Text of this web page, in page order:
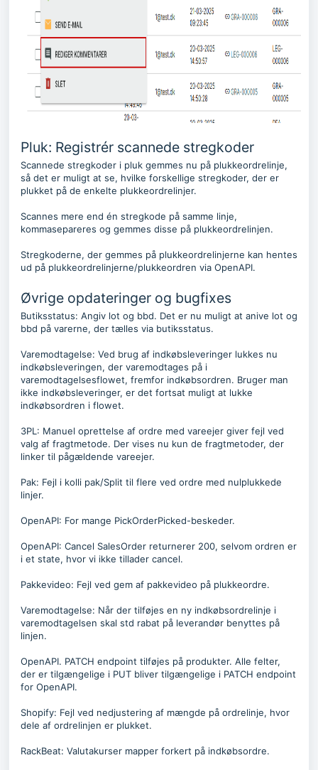
Pluk: Registrér scannede stregkoder
Scannede stregkoder i pluk gemmes nu på plukkeordrelinje,
så det er muligt at se, hvilke forskellige stregkoder, der er
plukket på de enkelte plukkeordrelinjer.
Scannes mere end én stregkode på samme linje,
kommasepareres og gemmes disse på plukkeordrelinjen.
Stregkoderne, der gemmes på plukkeordrelinjerne kan hentes
ud på plukkeordrelinjerne/plukkeordren via OpenAPI.
Øvrige opdateringer og bugfixes
Butiksstatus: Angiv lot og bbd. Det er nu muligt at anive lot og
bbd på varerne, der tælles via butiksstatus.
Varemodtagelse: Ved brug af indkøbsleveringer lukkes nu
indkøbsleveringen, der varemodtages på i
varemodtagelsesflowet, fremfor indkøbsordren. Bruger man
ikke indkøbsleveringer, er det fortsat muligt at lukke
indkøbsordren i flowet.
3PL: Manuel oprettelse af ordre med vareejer giver fejl ved
valg af fragtmetode. Der vises nu kun de fragtmetoder, der
linker til pågældende vareejer.
Pak: Fejl i kolli pak/Split til flere ved ordre med nulplukkede
linjer.
OpenAPI: For mange PickOrderPicked-beskeder.
OpenAPI: Cancel SalesOrder returnerer 200, selvom ordren er
i et state, hvor vi ikke tillader cancel.
Pakkevideo: Fejl ved gem af pakkevideo på plukkeordre.
Varemodtagelse: Når der tilføjes en ny indkøbsordrelinje i
varemodtagelsen skal std rabat på leverandør benyttes på
linjen.
OpenAPI. PATCH endpoint tilføjes på produkter. Alle felter,
der er tilgængelige i PUT bliver tilgængelige i PATCH endpoint
for OpenAPI.
Shopify: Fejl ved nedjustering af mængde på ordrelinje, hvor
dele af ordrelinjen er plukket.
RackBeat: Valutakurser mapper forkert på indkøbsordre.